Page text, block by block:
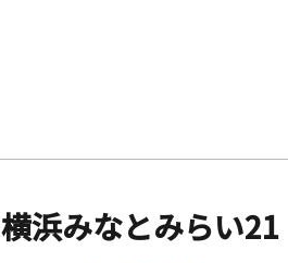
横浜みなとみらい21